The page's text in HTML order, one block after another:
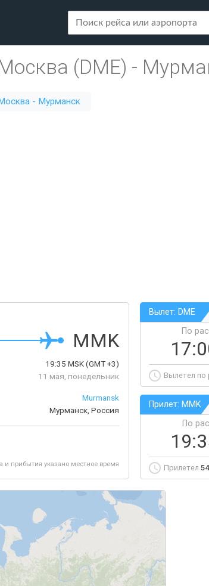
(DME) -
- Мурманск
MMK
19:35MSK(GMT +3)
11 мая, понедельник
Murmansk
Мурманск, Россия
и прибытия указано местное время
Вылет: DME
По
Вылетел по
Прилет: MMK
По
Прилетел